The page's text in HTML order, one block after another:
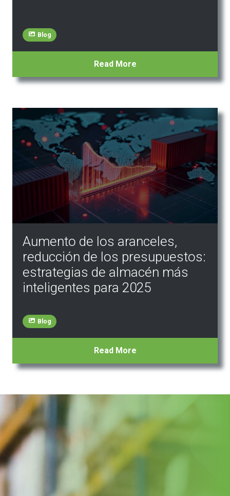
Blog
Read More
Aumento de los aranceles,
reducción de los presupuestos:
estrategias de almacén más
inteligentes para 2025
Blog
Read More